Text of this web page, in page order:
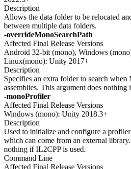
Description
Allows the data folder to be relocated
between multiple data folders.
-overrideMonoSearchPath
Affected Final Release Versions
Android 32-bit (mono), Windows
Linux(mono): Unity 2017+
Description
Specifies an extra folder to search
assemblies. This argument does nothing
-monoProfiler
Affected Final Release Versions
Windows (mono): Unity 2018.3+
Description
Used to initialize and configure a
which can come from an external
nothing if IL2CPP is used.
Command Line
Affected Final Release Versions